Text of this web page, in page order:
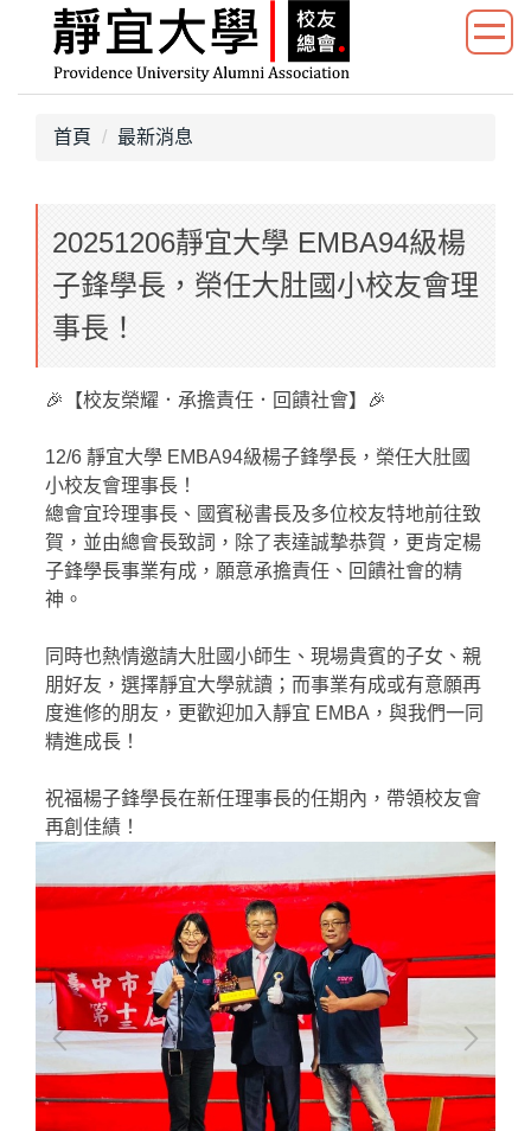
首頁 最新消息
20251206靜宜大學 EMBA94級楊
子鋒學長，榮任大肚國小校友會理
事長！
🎉【校友榮耀．承擔責任．回饋社會】🎉
12/6 靜宜大學 EMBA94級楊子鋒學長，榮任大肚國
小校友會理事長！
總會宜玲理事長、國賓秘書長及多位校友特地前往致
賀，並由總會長致詞，除了表達誠摯恭賀，更肯定楊
子鋒學長事業有成，願意承擔責任、回饋社會的精
神。
同時也熱情邀請大肚國小師生、現場貴賓的子女、親
朋好友，選擇靜宜大學就讀；而事業有成或有意願再
度進修的朋友，更歡迎加入靜宜 EMBA，與我們一同
精進成長！
祝福楊子鋒學長在新任理事長的任期內，帶領校友會
再創佳績！